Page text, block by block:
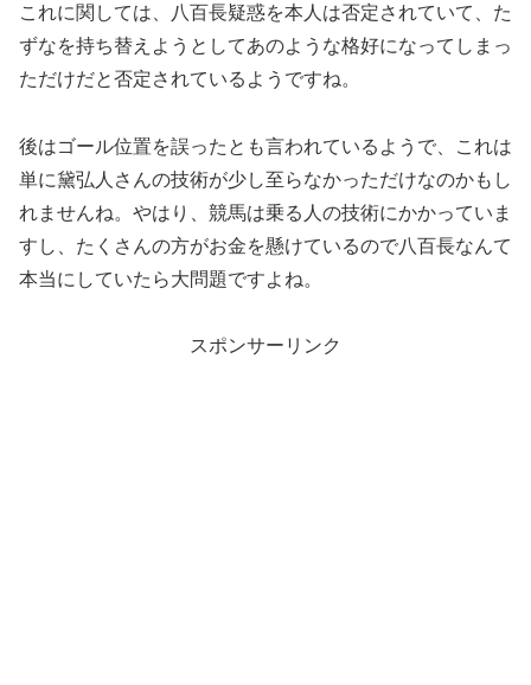
これに関しては、八百長疑惑を本人は否定されていて、た
ずなを持ち替えようとしてあのような格好になってしまっ
ただけだと否定されているようですね。
後はゴール位置を誤ったとも言われているようで、これは
単に黛弘人さんの技術が少し至らなかっただけなのかもし
れませんね。やはり、競馬は乗る人の技術にかかっていま
すし、たくさんの方がお金を懸けているので八百長なんて
本当にしていたら大問題ですよね。
スポンサーリンク